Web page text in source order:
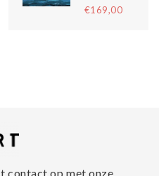
€169,00
contact op met onze